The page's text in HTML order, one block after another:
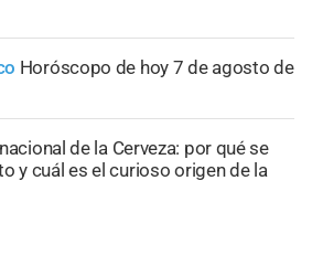
Horóscopo de hoy 7 de agosto de
de la Cerveza: por qué se
y cuál es el curioso origen de la